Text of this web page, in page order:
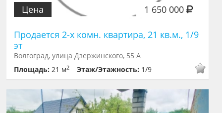
1 650 000
Цена
Продается 2-х комн. квартира, 21 кв.м., 1/9
эт
Волгоград, улица Дзержинского, 55 А
Площадь:21 м2 Этаж/Этажность: 1/9